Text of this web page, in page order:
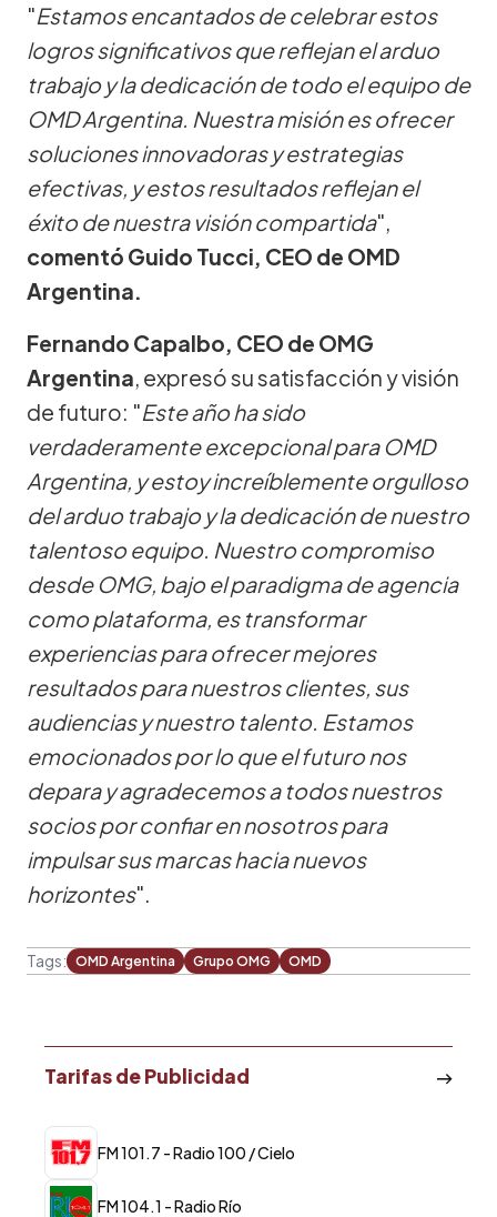
"Estamos encantados de celebrar estos
logros significativos que reflejan el arduo
trabajo y la dedicación de todo el equipo de
OMD Argentina. Nuestra misión es ofrecer
soluciones innovadoras y estrategias
efectivas, y estos resultados reflejan el
éxito de nuestra visión compartida",
comentó Guido Tucci, CEO de OMD
Argentina.
Fernando Capalbo, CEO de OMG
Argentina, expresó su satisfacción y visión
de futuro: "Este año ha sido
verdaderamente excepcional para OMD
Argentina, y estoy increíblemente orgulloso
del arduo trabajo y la dedicación de nuestro
talentoso equipo. Nuestro compromiso
desde OMG, bajo el paradigma de agencia
como plataforma, es transformar
experiencias para ofrecer mejores
resultados para nuestros clientes, sus
audiencias y nuestro talento. Estamos
emocionados por lo que el futuro nos
depara y agradecemos a todos nuestros
socios por confiar en nosotros para
impulsar sus marcas hacia nuevos
horizontes".
Tags: OMD Argentina Grupo OMG OMD
Tarifas de Publicidad
FM 101.7 - Radio 100 / Cielo
FM 104.1 - Radio Río